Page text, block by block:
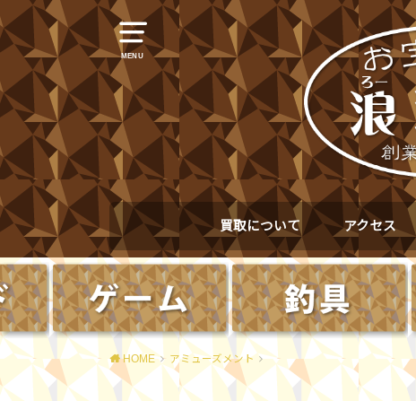
MENU
買取について アクセス
HOME アミューズメント